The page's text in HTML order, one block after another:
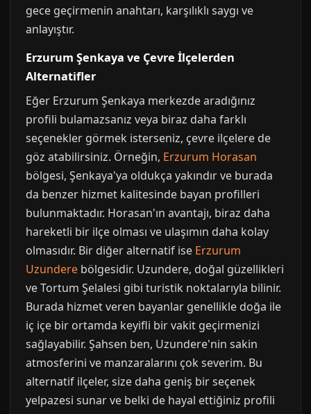
gece geçirmenin anahtarı, karşılıklı saygı ve
anlayıştır.
Erzurum Şenkaya ve Çevre İlçelerden
Alternatifler
Eğer Erzurum Şenkaya merkezde aradığınız
profili bulamazsanız veya biraz daha farklı
seçenekler görmek isterseniz, çevre ilçelere de
göz atabilirsiniz. Örneğin, Erzurum Horasan
bölgesi, Şenkaya'ya oldukça yakındır ve burada
da benzer hizmet kalitesinde bayan profilleri
bulunmaktadır. Horasan'ın avantajı, biraz daha
hareketli bir ilçe olması ve ulaşımın daha kolay
olmasıdır. Bir diğer alternatif ise Erzurum
Uzundere bölgesidir. Uzundere, doğal güzellikleri
ve Tortum Şelalesi gibi turistik noktalarıyla bilinir.
Burada hizmet veren bayanlar genellikle doğa ile
iç içe bir ortamda keyifli bir vakit geçirmenizi
sağlayabilir. Şahsen ben, Uzundere'nin sakin
atmosferini ve manzaralarını çok severim. Bu
alternatif ilçeler, size daha geniş bir seçenek
yelpazesi sunar ve belki de hayal ettiğiniz profili